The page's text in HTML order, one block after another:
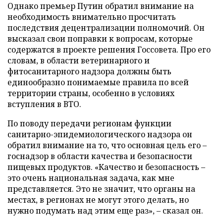
Однако премьер Путин обратил внимание на
необходимость внимательно просчитать
последствия децентрализации полномочий. Он
высказал свои поправки к вопросам, которые
содержатся в проекте решения Госсовета. Про его
словам, в области ветеринарного и
фитосанитарного надзора должны быть
единообразно понимаемые правила по всей
территории страны, особенно в условиях
вступления в ВТО.
По поводу передачи регионам функции
санитарно-эпидемиологического надзора он
обратил внимание на то, что основная цель его –
госнадзор в области качества и безопасности
пищевых продуктов. «Качество и безопасность –
это очень национальная задача, как мне
представляется. Это не значит, что органы на
местах, в регионах не могут этого делать, но
нужно подумать над этим еще раз», – сказал он.